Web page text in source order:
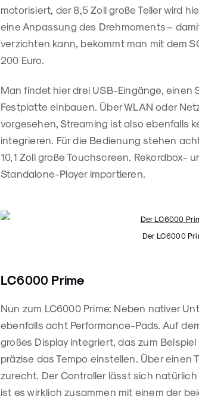
motorisiert, der 8,5 Zoll große Teller wird
eine Anpassung des Drehmoments –
verzichten kann, bekommt man mit dem
200 Euro.
Man findet hier drei USB-Eingänge,
Festplatte einbauen. Über WLAN oder
vorgesehen, Streaming ist also ebenfalls
integrieren. Für die Bedienung stehen
10,1 Zoll große Touchscreen. Rekordbox-
Standalone-Player importieren.
Der LC6000
LC6000 Prime
Nun zum LC6000 Prime: Neben nativer
ebenfalls acht Performance-Pads. Auf
großes Display integriert, das zum
präzise das Tempo einstellen. Über
zurecht. Der Controller lässt sich
ist es wirklich zusammen mit einem der